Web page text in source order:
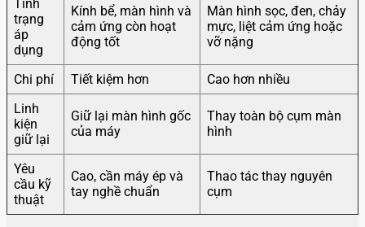
Tình
trạng
áp
dụng
Kính bể, màn hình và
cảm ứng còn hoạt
động tốt
Màn hình sọc, đen, chảy
mực, liệt cảm ứng hoặc
vỡ nặng
Chi phí Tiết kiệm hơn
Cao hơn nhiều
Linh
kiện
giữ lại
Giữ lại màn hình gốc
của máy
Thay toàn bộ cụm màn
hình
Yêu
cầu kỹ
thuật
Cao, cần máy ép và
tay nghề chuẩn
Thao tác thay nguyên
cụm